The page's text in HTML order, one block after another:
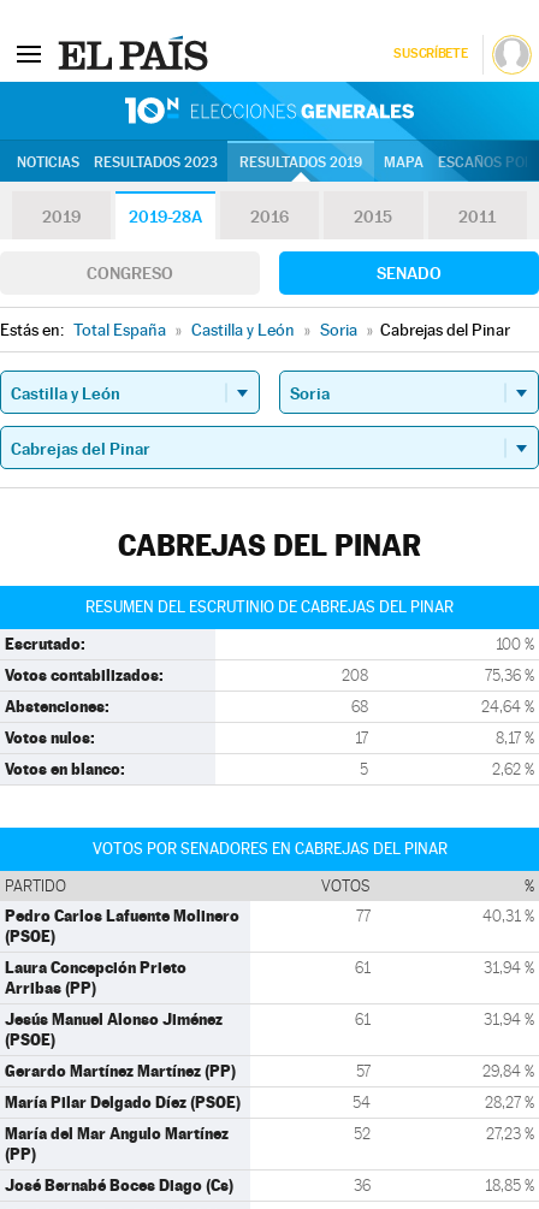
SUSCRÍBETE
NOTICIAS RESULTADOS 2023 RESULTADOS 2019 MAPA ESCAÑOS
2019 2019-28A 2016 2015 2011
CONGRESO SENADO
Estás en: Total España » Castilla y León » Soria » Cabrejas del Pinar
CABREJAS DEL PINAR
RESUMEN DEL ESCRUTINIO DE CABREJAS DEL PINAR
Escrutado: 100 %
Votos contabilizados: 208 75,36 %
Abstenciones: 68 24,64 %
Votos nulos: 17 8,17 %
Votos en blanco: 5 2,62 %
VOTOS POR SENADORES EN CABREJAS DEL PINAR
PARTIDO VOTOS %
Pedro Carlos Lafuente Molinero
(PSOE)
77 40,31 %
Laura Concepción Prieto
Arribas (PP)
61 31,94 %
Jesús Manuel Alonso Jiménez
(PSOE)
61 31,94 %
Gerardo Martínez Martínez (PP) 57 29,84 %
María Pilar Delgado Díez (PSOE) 54 28,27 %
María del Mar Angulo Martínez
(PP)
52 27,23 %
José Bernabé Boces Diago (Cs) 36 18,85 %